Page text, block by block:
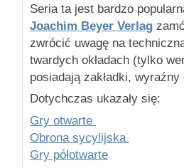
Seria ta jest bardzo
Joachim Beyer Verlag
zwrócić uwagę na
twardych okładach (tylko
posiadają zakładki,
Dotychczas ukazały się:
Gry otwarte
Obrona sycylijska
Gry półotwarte